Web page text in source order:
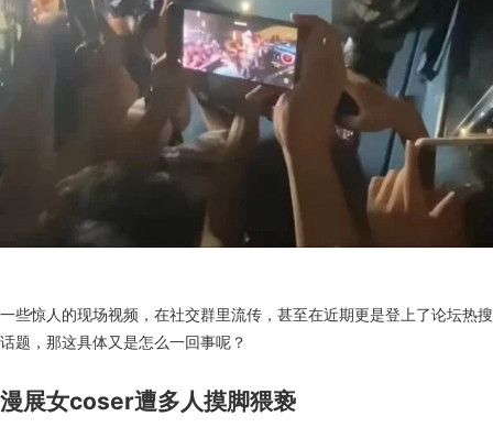
一些惊人的现场视频，在社交群里流传，甚至在近期更是登上了论坛热搜
话题，那这具体又是怎么一回事呢？
漫展女coser遭多人摸脚猥亵